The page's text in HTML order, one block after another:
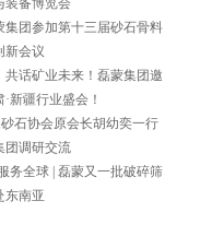
集团参加第十三届砂石骨料
新会议
共话矿业未来！磊蒙集团邀
新疆行业盛会！
石协会原会长胡幼奕一行
团调研交流
务全球 | 磊蒙又一批破碎筛
东南亚